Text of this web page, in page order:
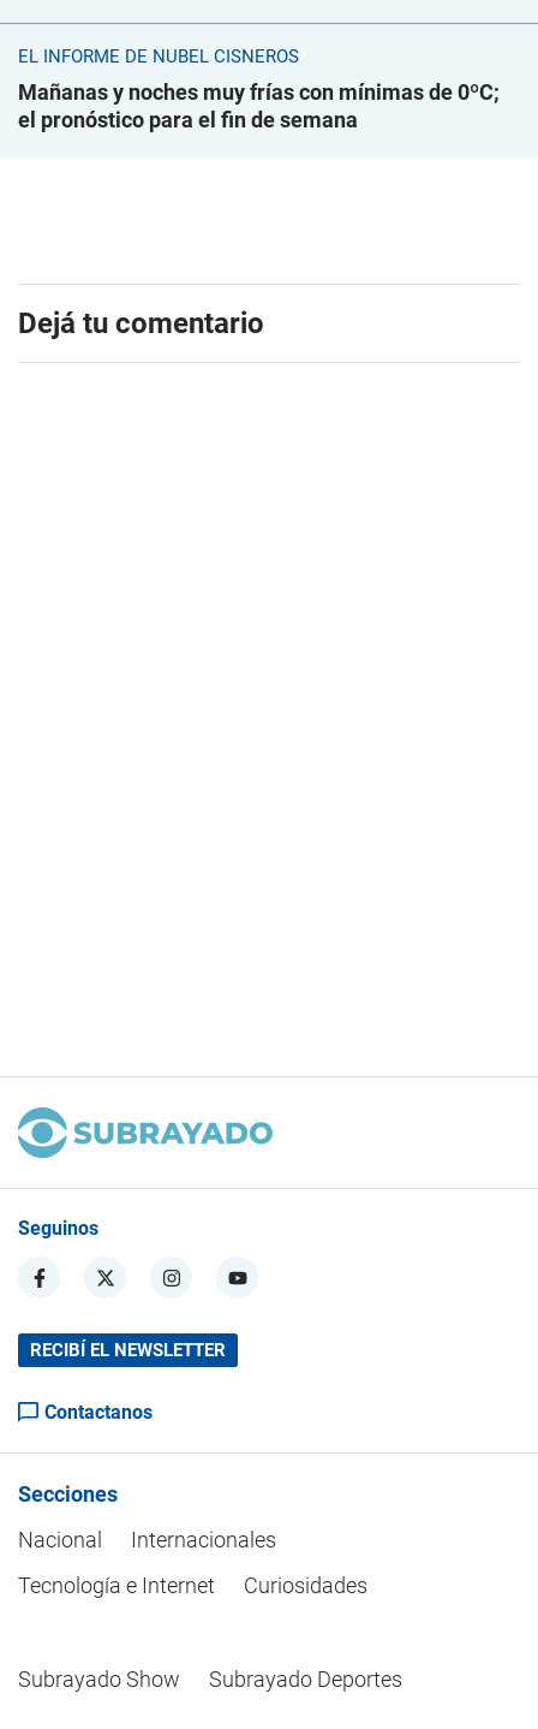
EL INFORME DE NUBEL CISNEROS
Mañanas y noches muy frías con mínimas de 0ºC;
el pronóstico para el fin de semana
Dejá tu comentario
Seguinos
RECIBÍ EL NEWSLETTER
Contactanos
Secciones
Nacional
Internacionales
Tecnología e Internet
Curiosidades
Subrayado Show Subrayado Deportes